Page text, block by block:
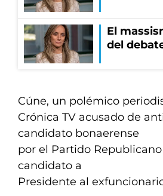
El
del
Cúne, un polémico
Crónica TV acusado de
candidato bonaerense
por el Partido
candidato a
Presidente al